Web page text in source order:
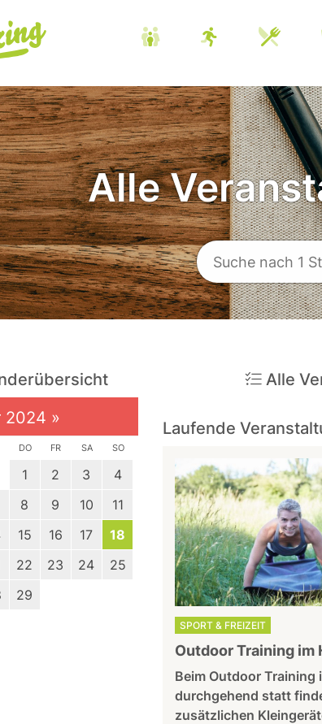
Alle
Alle
2024 »
DO FR SA SO
1 2 3
4
8 9 10
11
15 16 17
18
22 23 24
25
29
Laufende
SPORT & FREIZEIT
Outdoor Training im
Beim Outdoor
durchgehend statt
zusätzlichen